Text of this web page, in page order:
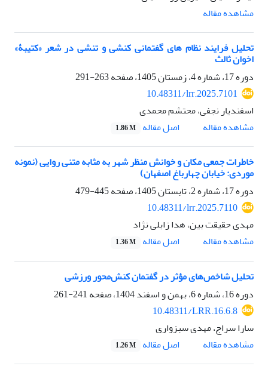
مشاهده مقاله
تحلیل فرایند نظام های گفتمانی کنشی و تنشی در شعر «کتیبۀ»
اخوان ثالث
دوره 17، شماره 4، زمستان 1405، صفحه
263-291
10.48311/lrr.2025.7101
اسفندیار نجفی، محتشم محمدی
مشاهده مقاله
اصل مقاله 1.86 M
خاطرات جمعی مکان و خوانش منظر شهر به مثابه متنی روایی (نمونه
موردی: خیابان چهارباغ اصفهان)
دوره 17، شماره 2، تابستان 1405، صفحه
445-479
10.48311/lrr.2025.7110
مهدی حقیقت بین، هدا زابلی نژاد
مشاهده مقاله
اصل مقاله 1.36 M
تحلیل شاخص‌های مؤثر در گفتمان کنش‌محور ورزشی
دوره 16، شماره 6، بهمن و اسفند 1404، صفحه
241-261
10.48311/LRR.16.6.8
سارا سراج، مهدی سبزواری
مشاهده مقاله
اصل مقاله 1.26 M